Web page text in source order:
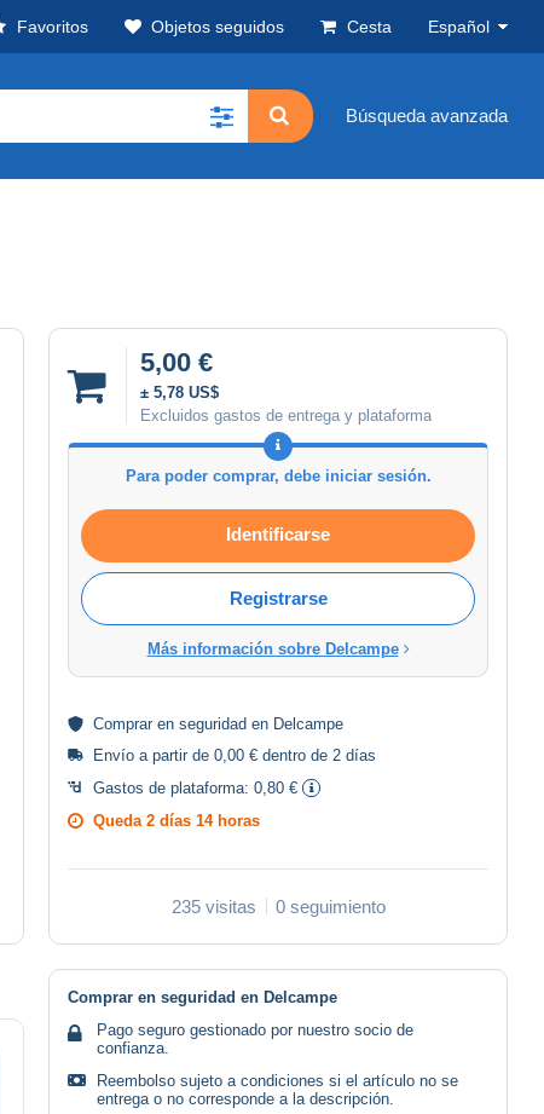
Favoritos Objetos seguidos Cesta Español
Búsqueda avanzada
5,00 €
± 5,78 US$
Excluidos gastos de entrega y plataforma
Para poder comprar, debe iniciar sesión.
Identificarse
Registrarse
Más información sobre Delcampe
Comprar en seguridad en Delcampe
Envío a partir de 0,00 € dentro de 2 días
Gastos de plataforma: 0,80 €
Queda 2 días 14 horas
235 visitas 0 seguimiento
Comprar en seguridad en Delcampe
Pago seguro gestionado por nuestro socio de
confianza.
Reembolso sujeto a condiciones si el artículo no se
entrega o no corresponde a la descripción.